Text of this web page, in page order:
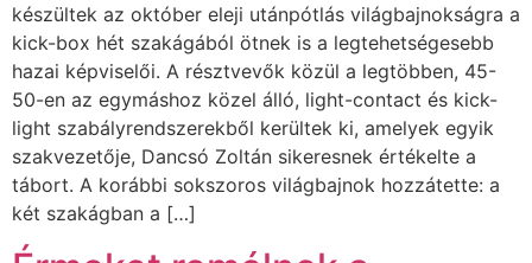
készültek az október eleji utánpótlás világbajnokságra a
kick-box hét szakágából ötnek is a legtehetségesebb
hazai képviselői. A résztvevők közül a legtöbben, 45-
50-en az egymáshoz közel álló, light-contact és kick-
light szabályrendszerekből kerültek ki, amelyek egyik
szakvezetője, Dancsó Zoltán sikeresnek értékelte a
tábort. A korábbi sokszoros világbajnok hozzátette: a
két szakágban a […]